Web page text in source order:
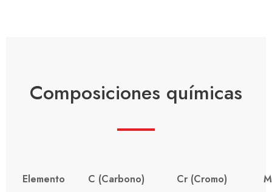
Composiciones químicas
Elemento C (Carbono) Cr (Cromo)